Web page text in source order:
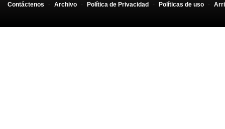
Contáctenos - Archivo - Política de Privacidad - Políticas de uso -